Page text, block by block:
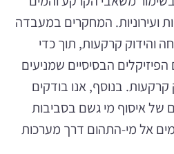
ועירוניות. המחקרים במעבדה
והידוק קרקעות, תוך כדי
הפיזיקלים הבסיסיים שמניעים
קרקעות. בנוסף, אנו בודקים
איסוף מי גשם בסביבות
אל מי-התהום דרך מערכות